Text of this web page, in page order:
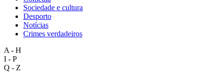
Sociedade e cultura
Desporto
Notícias
Crimes verdadeiros
A - H
I - P
Q - Z